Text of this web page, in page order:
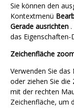
Sie können den
Kontextmenü
Gerade ausrichten
das
Zeichenfläche
Verwenden Sie
oder ziehen Sie die
mit der rechten
Zeichenfläche, um